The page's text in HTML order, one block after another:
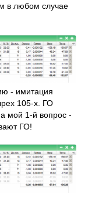
в любом случае
- имитация
105-х. ГО
мой 1-й вопрос -
ГО!